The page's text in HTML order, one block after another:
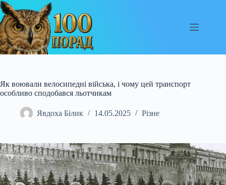
Перейти
до
вмісту
Як воювали велосипедні війська, і чому цей транспорт
особливо сподобався льотчикам
Явдоха Білик 14.05.2025 Різне